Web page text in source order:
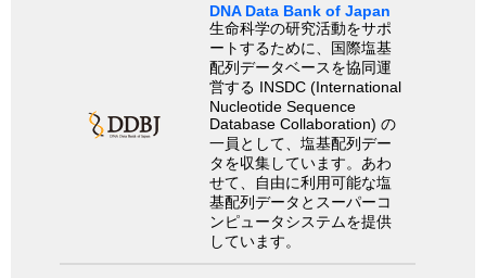
DNA Data Bank of Japan
生命科学の研究活動をサポ
ートするために、国際塩基
配列データベースを協同運
営する INSDC (International
Nucleotide Sequence
Database Collaboration) の
一員として、塩基配列デー
タを収集しています。あわ
せて、自由に利用可能な塩
基配列データとスーパーコ
ンピュータシステムを提供
しています。